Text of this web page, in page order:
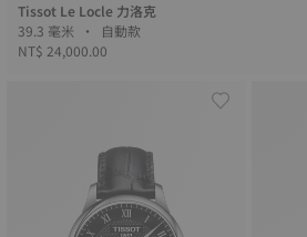
Tissot Le Locle 力洛克
39.3 毫米 • 自動款
NT$ 24,000.00